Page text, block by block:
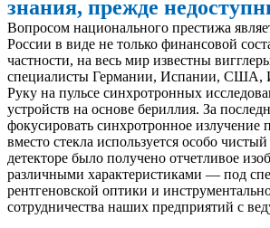
знания, прежде
Вопросом национального престижа
России в виде не только финансовой
частности, на весь мир известны
специалисты Германии, Испании, США,
Руку на пульсе синхротронных
устройств на основе бериллия. За
фокусировать синхротронное
вместо стекла используется особо
детекторе было получено отчетливое
различными характеристиками — под
рентгеновской оптики и
сотрудничества наших предприятий с